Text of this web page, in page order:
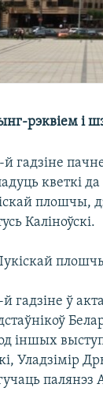
рэквіем і
й гадзіне
кветкі
плошчы,
Каліноўскі.
й гадзіне ў
іншых
Уладзімір
палянэз